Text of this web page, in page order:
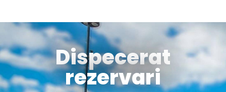
Dispecerat
rezervari